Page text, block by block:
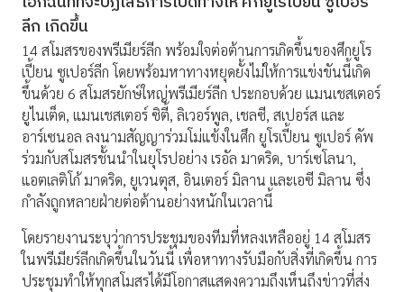
ร่วมด้วยช่วยกัน
ลีก เกิดขึ้น
14 สโมสรของพรีเมียร์ลีก พร้อมใจต่อต้านการเกิดขึ้นของศึกยูโร
เปี้ยน ซูเปอร์ลีก โดยพร้อมหาทางหยุดยั้งไม่ให้การแข่งขันนี้เกิด
ขึ้นด้วย 6 สโมสรยักษ์ใหญ่พรีเมียร์ลีก ประกอบด้วย แมนเชสเตอร์
ยูไนเต็ด, แมนเชสเตอร์ ซิตี้, ลิเวอร์พูล, เชลซี, สเปอร์ส และ
อาร์เซนอล ลงนามสัญญาร่วมโม่แข้งในศึก ยูโรเปี้ยน ซูเปอร์ คัพ
ร่วมกับสโมสรชั้นนำในยุโรปอย่าง เรอัล มาดริด, บาร์เซโลนา,
แอตเลติโก้ มาดริด, ยูเวนตุส, อินเตอร์ มิลาน และเอซี มิลาน ซึ่ง
กำลังถูกหลายฝ่ายต่อต้านอย่างหนักในเวลานี้
โดยรายงานระบุว่าการประชุมของทีมที่หลงเหลืออยู่ 14 สโมสร
ในพรีเมียร์ลีกเกิดขึ้นในวันนี้ เพื่อหาทางรับมือกับสิ่งที่เกิดขึ้น การ
ประชุมทำให้ทุกสโมสรได้มีโอกาสแสดงความถึงเห็นถึงข่าวที่ส่ง